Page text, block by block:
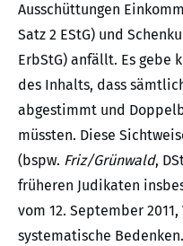
Ausschüttungen
Satz 2 EStG) und
ErbStG) anfällt. Es gebe
des Inhalts, dass
abgestimmt und
müssten. Diese
(bspw. Friz/Grünwald,
früheren Judikaten
vom 12. September
systematische